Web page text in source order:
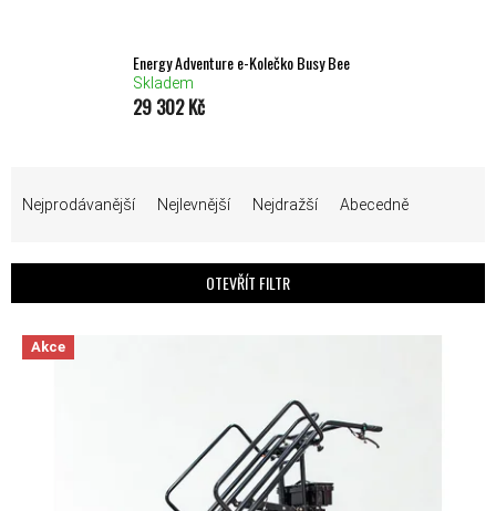
Energy Adventure e-Kolečko Busy Bee
Skladem
29 302 Kč
Nejprodávanější Nejlevnější Nejdražší Abecedně
OTEVŘÍT FILTR
VÝPIS PRODUKTŮ
Akce